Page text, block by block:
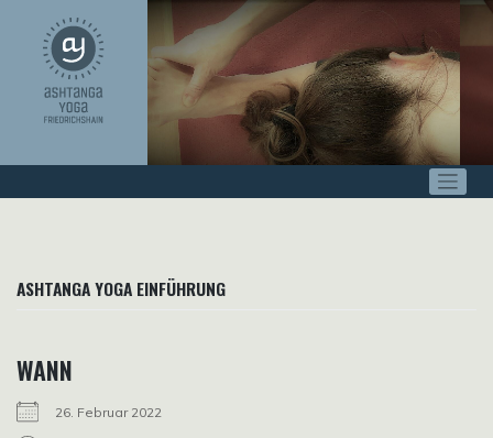
springen
ASHTANGA YOGA EINFÜHRUNG
WANN
26. Februar 2022